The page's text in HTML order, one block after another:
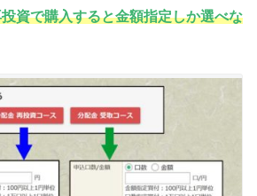
資で購入すると金額指定しか選べな